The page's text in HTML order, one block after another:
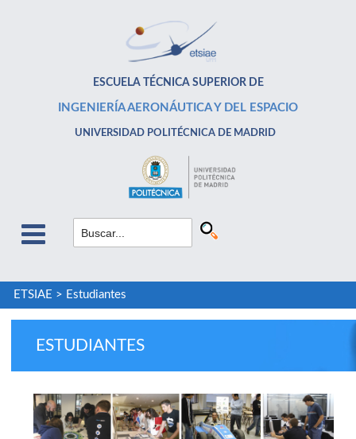
ESCUELA TÉCNICA SUPERIOR DE
INGENIERÍA AERONÁUTICA Y DEL ESPACIO
UNIVERSIDAD POLITÉCNICA DE MADRID
ETSIAE > Estudiantes
ESTUDIANTES